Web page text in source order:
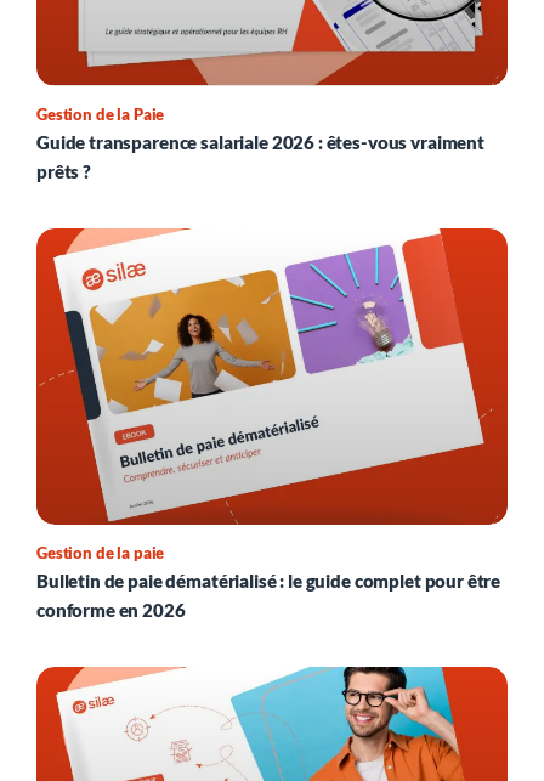
Gestion de la Paie
Guide transparence salariale 2026 : êtes-vous vraiment
prêts ?
Gestion de la paie
Bulletin de paie dématérialisé : le guide complet pour être
conforme en 2026